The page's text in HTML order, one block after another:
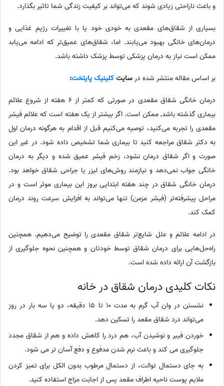
و باعث ناراحتی زیادی شوند که می‌تواند بر کیفیت زندگی شما تاثیر بگذارد.
بسیاری از شقاق‌های مقعدی به خودی خود یا با تغییرات رژیم غذایی و
درمان‌های خانگی بهبود می‌یابند. اما، شقاق‌های عمیق‌تر که ادامه می‌یابد
ممکن است نیاز به درمان پزشکی توسط پزشک داشته باشد.
بر اساس مقاله منتشر شده درسایتکلینیک پایتخت:
درمان خانگی شقاق مقعدی در صورتی که کمتر از 6 هفته از شروع علائم
بیماری گذشته باشد, ممکن است. اگر بیشتر از یک هفته است که علائم فیشر
مقعدی را تجربه می‌کنید، توصیه می‌کنیم قبل از اقدام به هرگونه درمان اول
به دکتر شقاق مراجعه کنید تا بیماری شما تشخیص داده شود. در غیر این
صورت و اگر شقاق درمان نشود، زخم فیشر عمیق شده و دیگر به درمان
خانگی جواب نمی‌دهد و نیازمند روش‌های لیزر یا جراحی شقاق خواهد بود.
درمان خانگی شقاق در چند هفته ابتدایی بروز این بیماری موثر است و در
مراحل پیشرفته‌تر (فیشر مزمن) تنها می‌تواند به افزایش سرعت روند درمان
کمک کند.
در ادامه علائم و علل شایع‌تر شقاق مقعدی را توضیح می‌دهیم. همچنین
راه‌حل‌هایی برای درمان شقاق توسط خودتان و همچنین نحوه جلوگیری از
بازگشت آن ارائه داده شده است.
نکات کلیدی درمان شقاق در خانه
نشستن در وان آب گرم به مدت 10 تا 15 دقیقه، دو یا سه بار در روز
می‌تواند درد شقاق مقعد را تسکین دهد.
خوردن فیبر و نوشیدن آب، هم درد را کاهش داده و هم از شقاق مجدد
جلوگیری می کند و باعث نرم شدن مدفوع و دفع آسان تر می شود.
به جای دستمال توالت، از دستمال مرطوب بدون الکل برای تمیز کردن
ملایم پوست ناحیه اطراف مقعد پس از اجابت مزاج استفاده کنید.